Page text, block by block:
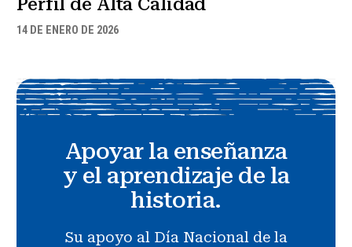
Perfil de Alta Calidad
14 DE ENERO DE 2026
Apoyar la enseñanza
y el aprendizaje de la
historia.
Su apoyo al Día Nacional de la